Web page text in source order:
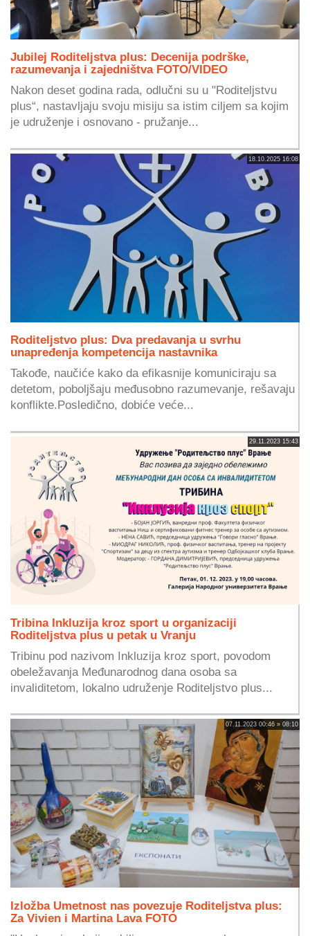
Jubilej Roditeljstva plus: Decenija podrške,
razumevanja i zajedništva FOTO/VIDEO
Nakon deset godina rada, odlučni su u "Roditeljstvu
plus“, nastavljaju svoju misiju sa istim ciljem sa kojim
je udruženje i osnovano - pružanje...
18.10.2025 16:08
Roditeljstvo plus: Dva predavanja u svrhu
unapređenja kompetencija nastavnika
Takođe, naučiće kako da efikasnije komuniciraju sa
detetom, poboljšaju međusobno razumevanje, rešavaju
konflikte.Posledično, dobiće veće...
29.11.2023 15:43
Tribina Inkluzija kroz sport u organizaciji
Roditeljstva plus u petak u Vranju
Tribinu pod nazivom Inkluzija kroz sport, povodom
obeležavanja Međunarodnog dana osoba sa
invaliditetom, lokalno udruženje Roditeljstvo plus...
07.11.2023 00:46 » 08:10
Izložba Umetnost nas povezuje Roditeljstva plus:
Za Vivien i Martina Lava FOTO